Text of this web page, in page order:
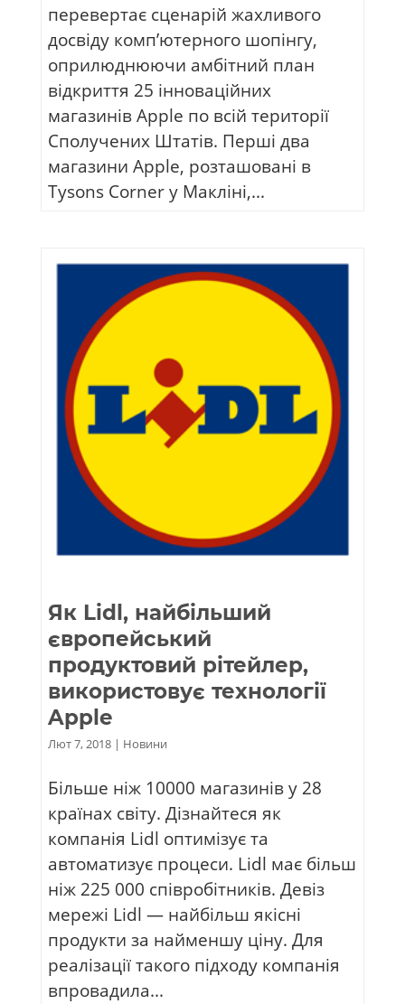
перевертає сценарій жахливого
досвіду комп’ютерного шопінгу,
оприлюднюючи амбітний план
відкриття 25 інноваційних
магазинів Apple по всій території
Сполучених Штатів. Перші два
магазини Apple, розташовані в
Tysons Corner у Макліні,...
Як Lidl, найбільший
європейський
продуктовий рітейлер,
використовує технології
Apple
Лют 7, 2018| Новини
Більше ніж 10000 магазинів у 28
країнах світу. Дізнайтеся як
компанія Lidl оптимізує та
автоматизує процеси. Lidl має більш
ніж 225 000 співробітників. Девіз
мережі Lidl — найбільш якісні
продукти за найменшу ціну. Для
реалізації такого підходу компанія
впровадила...